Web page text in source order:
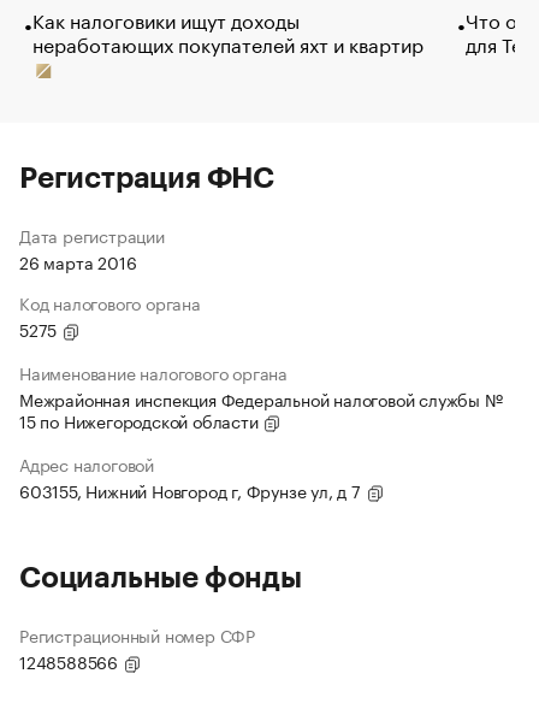
Как налоговики ищут доходы
неработающих покупателей яхт и квартир
Что
для
Регистрация ФНС
Дата регистрации
26 марта 2016
Код налогового органа
5275
Наименование налогового органа
Межрайонная инспекция Федеральной налоговой службы №
15 по Нижегородской области
Адрес налоговой
603155, Нижний Новгород г, Фрунзе ул, д 7
Социальные фонды
Регистрационный номер СФР
1248588566